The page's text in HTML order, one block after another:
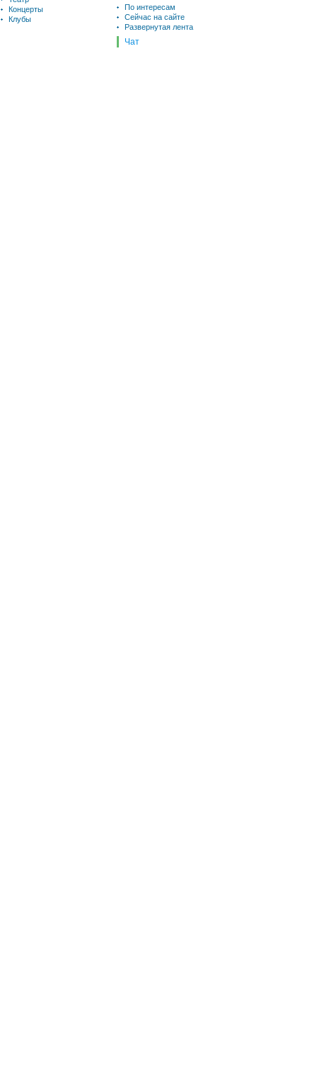
Концерты
Клубы
По интересам
Сейчас на сайте
Развернутая лента
Чат